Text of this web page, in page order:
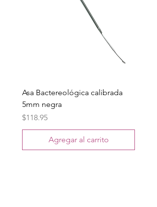
Asa Bactereológica calibrada
5mm negra
Precio
$118.95
Agregar al carrito